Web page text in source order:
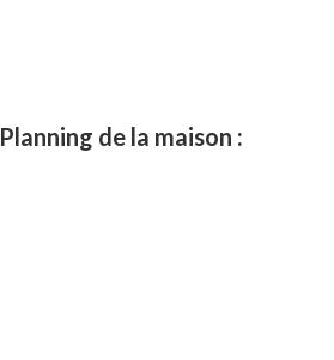
Planning de la maison :